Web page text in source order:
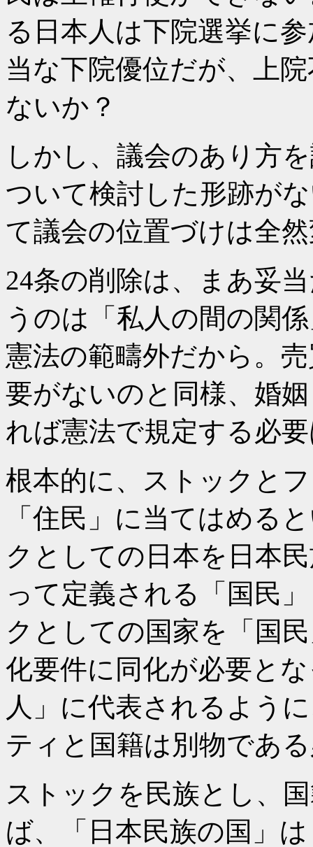
る日本人は下院選挙に
当な下院優位だが、上
ないか？
しかし、議会のあり方
ついて検討した形跡が
て議会の位置づけは全
24条の削除は、まあ妥
うのは「私人の間の関
憲法の範疇外だから。
要がないのと同様、婚
れば憲法で規定する必
根本的に、ストックと
「住民」に当てはめる
クとしての日本を日本
って定義される「国民
クとしての国家を「国
化要件に同化が必要と
人」に代表されるよう
ティと国籍は別物であ
ストックを民族とし、
ば、「日本民族の国」